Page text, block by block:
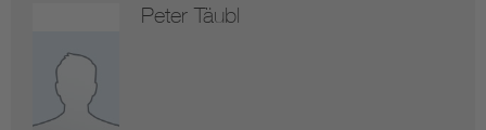
Peter Täubl